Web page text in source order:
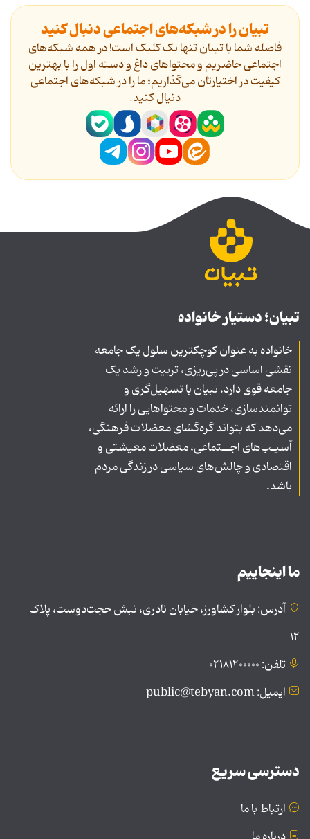
تبیان را در شبکه‌های اجتماعی دنبال کنید
فاصله شما با تبیان تنها یک کلیک است! در همه شبکه‌های
اجتماعی حاضریم و محتواهای داغ و دسته اول را با بهترین
کیفیت در اختیارتان می‌گذاریم؛ ما را در شبکه‌های اجتماعی
دنیال کنید.
تبیان؛ دستیار خانواده
خانواده به عنوان کوچکترین سلول یک جامعه
نقشی اساسی در پی‌ریزی، تربیت و رشد یک
جامعه قوی دارد. تبیان با تسهیل‌گری و
توانمندسازی، خدمات و محتواهایی را ارائه
می‌دهد که بتواند گره‌گشای معضلات فرهنگی،
آسیـب‌های اجــتماعی، معضلات معیشتی و
اقتصادی و چالش‌های سیاسی در زندگی مردم
باشد.
ما اینجاییم
آدرس: بلوار کشاورز، خیابان نادری، نبش حجت‌دوست، پلاک
۱۲
تلفن: ۰۲۱۸۱۲۰۰۰۰۰
ایمیل: public@tebyan.com
دسترسی سریع
ارتباط با ما